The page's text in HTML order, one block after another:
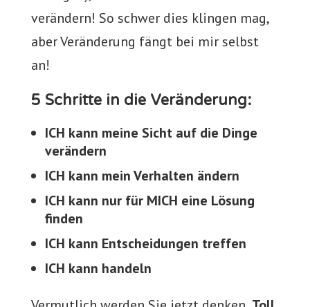
verändern! So schwer dies klingen mag,
aber Veränderung fängt bei mir selbst
an!
5 Schritte in die Veränderung:
ICH kann meine Sicht auf die Dinge
verändern
ICH kann mein Verhalten ändern
ICH kann nur für MICH eine Lösung
finden
ICH kann Entscheidungen treffen
ICH kann handeln